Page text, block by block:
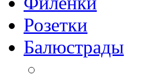
Розетки
Балюстрады